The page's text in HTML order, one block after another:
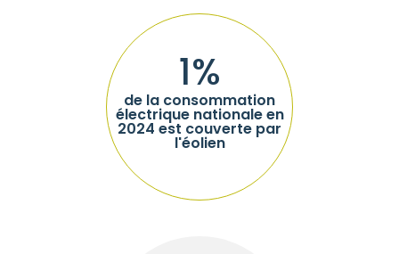
1%
de la consommation
électrique nationale en
2024 est couverte par
l'éolien